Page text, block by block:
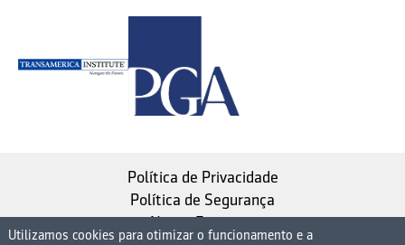
Política de Privacidade
Política de Segurança
Nosso Estatuto
Utilizamos cookies para otimizar o funcionamento e a